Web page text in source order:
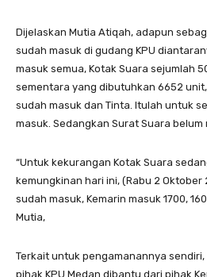
Dijelaskan Mutia Atiqah, adapun
sudah masuk di gudang KPU
masuk semua, Kotak Suara sejumlah
sementara yang dibutuhkan 6652
sudah masuk dan Tinta. Itulah untuk
masuk. Sedangkan Surat Suara belum
“Untuk kekurangan Kotak Suara
kemungkinan hari ini, (Rabu 2
sudah masuk, Kemarin masuk 1700,
Mutia,
Terkait untuk pengamanannya
pihak KPU Medan dibantu dari pihak